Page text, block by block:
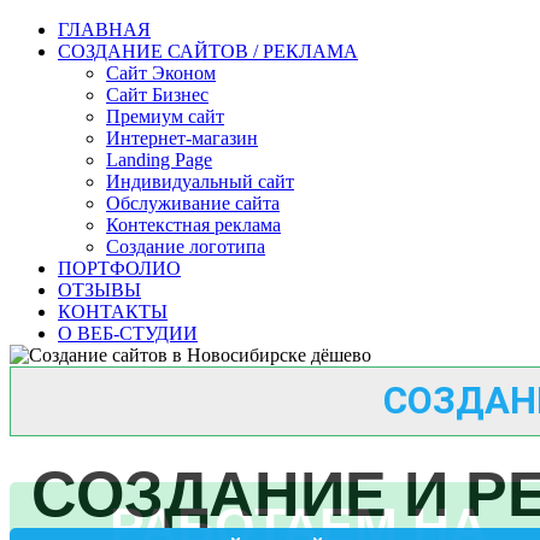
ГЛАВНАЯ
СОЗДАНИЕ САЙТОВ / РЕКЛАМА
Сайт Эконом
Сайт Бизнес
Премиум сайт
Интернет-магазин
Landing Page
Индивидуальный сайт
Обслуживание сайта
Контекстная реклама
Создание логотипа
ПОРТФОЛИО
ОТЗЫВЫ
КОНТАКТЫ
О ВЕБ-СТУДИИ
СОЗДАНИЕ И
РАБОТАЕМ НА
Максим
В сети